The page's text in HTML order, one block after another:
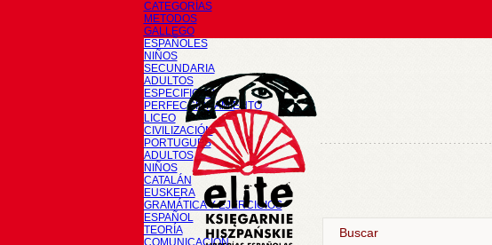
CATEGORÍAS
METODOS
GALLEGO
ESPAÑOLES
NIÑOS
SECUNDARIA
ADULTOS
ESPECIFICOS
PERFECCIONAMIENTO
LICEO
CIVILIZACIÓN
PORTUGUÉS
ADULTOS
NIÑOS
CATALÁN
EUSKERA
GRAMÁTICA Y EJERCICIOS
ESPAÑOL
TEORÍA
COMUNICACIÓN